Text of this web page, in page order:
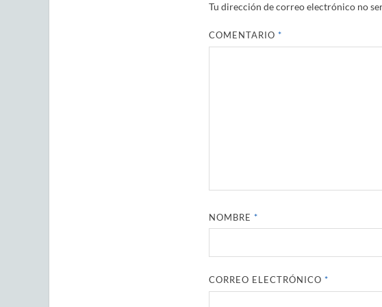
Tu dirección de correo electrónico no
COMENTARIO *
NOMBRE *
CORREO ELECTRÓNICO *